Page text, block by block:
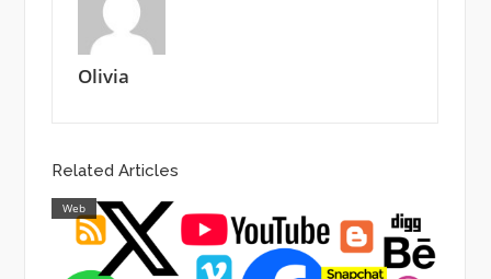
Olivia
Related Articles
Web